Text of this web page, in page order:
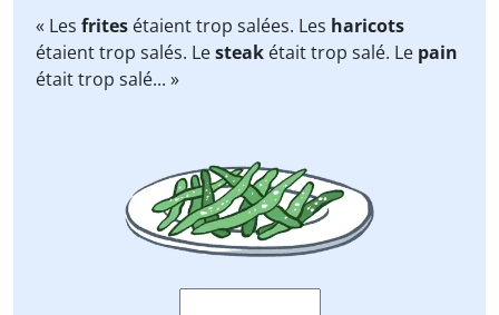
« Les frites étaient trop salées. Les haricots
étaient trop salés. Lesteak était trop salé. Le pain
était trop salé... »